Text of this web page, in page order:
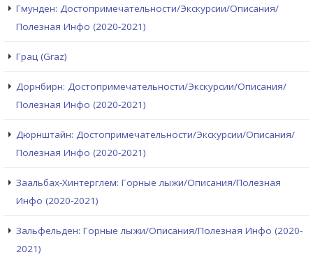
Гмунден: Достопримечательности/Экскурсии/Описания/
Полезная Инфо (2020-2021)
Грац (Graz)
Дорнбирн: Достопримечательности/Экскурсии/Описания/
Полезная Инфо (2020-2021)
Дюрнштайн: Достопримечательности/Экскурсии/Описания/
Полезная Инфо (2020-2021)
Заальбах-Хинтерглем: Горные лыжи/Описания/Полезная
Инфо (2020-2021)
Зальфельден: Горные лыжи/Описания/Полезная Инфо (2020-
2021)